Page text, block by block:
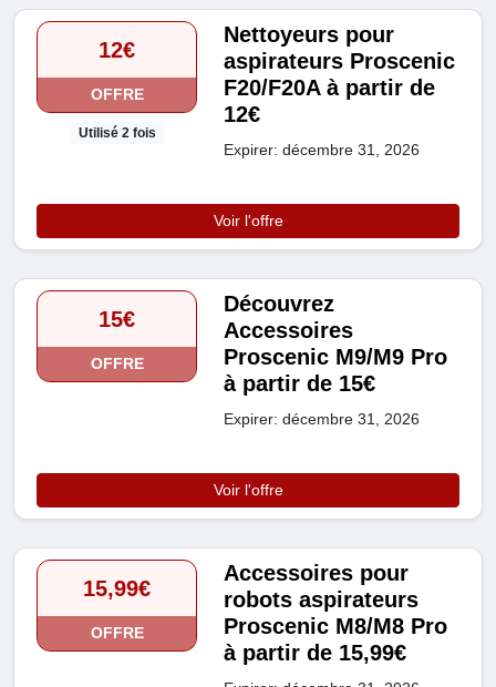
12€
OFFRE
Utilisé 2 fois
Nettoyeurs pour
aspirateurs Proscenic
F20/F20A à partir de
12€
Expirer: décembre 31, 2026
Voir l'offre
15€
OFFRE
Découvrez
Accessoires
Proscenic M9/M9 Pro
à partir de 15€
Expirer: décembre 31, 2026
Voir l'offre
15,99€
OFFRE
Accessoires pour
robots aspirateurs
Proscenic M8/M8 Pro
à partir de 15,99€